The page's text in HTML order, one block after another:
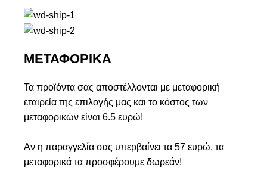
ΜΕΤΑΦΟΡΙΚΑ
Τα προϊόντα σας αποστέλλονται με μεταφορική
εταιρεία της επιλογής μας και το κόστος των
μεταφορικών είναι 6.5 ευρώ!
Αν η παραγγελία σας υπερβαίνει τα 57 ευρώ, τα
μεταφορικά τα προσφέρουμε δωρεάν!